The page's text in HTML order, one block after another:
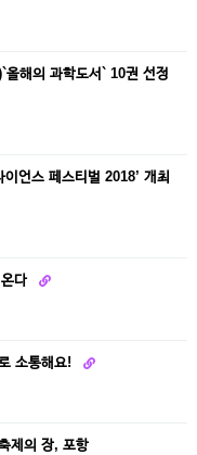
해의 과학도서` 10권 선정
언스 페스티벌 2018’ 개최
다
소통해요!
제의 장, 포항